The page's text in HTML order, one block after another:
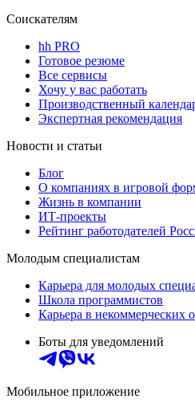
Соискателям
hh PRO
Готовое резюме
Все сервисы
Хочу у вас работать
Производственный
Экспертная рекомендация
Новости и статьи
Блог
О компаниях в игровой
Жизнь в компании
ИТ-проекты
Рейтинг работодателей
Молодым специалистам
Карьера для молодых
Школа программистов
Карьера в некоммерческих
Боты для уведомлений
Мобильное приложение